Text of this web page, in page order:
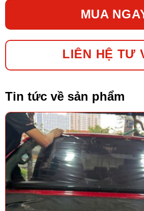
MUA
LIÊN HỆ TƯ
Tin tức về sản phẩm